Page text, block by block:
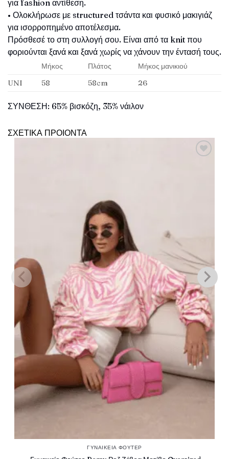
για fashion αντίθεση.
• Ολοκλήρωσε με structured τσάντα και φυσικό μακιγιάζ
για ισορροπημένο αποτέλεσμα.
Πρόσθεσέ το στη συλλογή σου. Είναι από τα knit που
φοριούνται ξανά και ξανά χωρίς να χάνουν την έντασή τους.
Μήκος Πλάτος
Μήκος μανικιού
UNI
58 58cm 26
ΣΥΝΘΕΣΗ: 65% βισκόζη, 35% νάιλον
ΣΧΕΤΙΚΑ ΠΡΟΙΟΝΤΑ
ΓΥΝΑΙΚΕΊΑ ΦΟΎΤΕΡ